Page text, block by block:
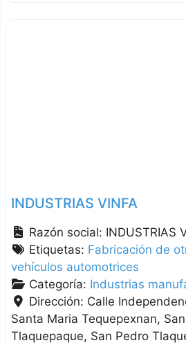
INDUSTRIAS VINFA
Razón social: INDUSTRIAS
Etiquetas: Fabricación de
vehículos automotrices
Categoría: Industrias
Dirección: Calle
Santa Maria Tequepexnan,
Tlaquepaque San Pedro